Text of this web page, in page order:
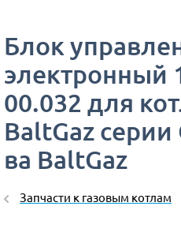
Блок
электронный
00.032 для
BaltGaz серии
ва BaltGaz
Запчасти к газовым котлам